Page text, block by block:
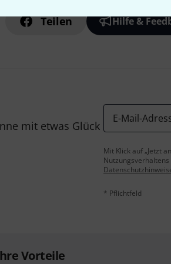
Teilen Hilfe &
mit etwas Glück
E-Mail-
Mit Klick auf „Jetzt
* Pflichtfeld
Vorteile